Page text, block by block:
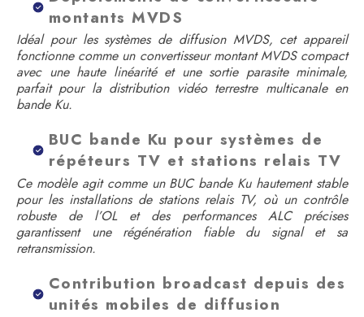
montants MVDS
Idéal pour les systèmes de diffusion MVDS, cet appareil
fonctionne comme un convertisseur montant MVDS compact
avec une haute linéarité et une sortie parasite minimale,
parfait pour la distribution vidéo terrestre multicanale en
bande Ku.
BUC bande Ku pour systèmes de
répéteurs TV et stations relais TV
Ce modèle agit comme un BUC bande Ku hautement stable
pour les installations de stations relais TV, où un contrôle
robuste de l’OL et des performances ALC précises
garantissent une régénération fiable du signal et sa
retransmission.
Contribution broadcast depuis des
unités mobiles de diffusion